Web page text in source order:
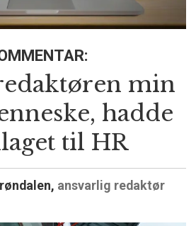
min
hadde
til HR
ansvarlig redaktør